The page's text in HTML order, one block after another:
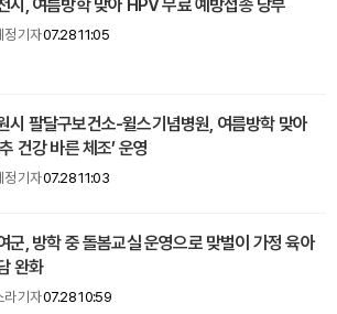
시, 여름방학 맞아 HPV 무료 예방접종 당부
정 기자07.28 11:05
시 팔달구보건소-윌스기념병원, 여름방학 맞아
건강 바른 체조’ 운영
정 기자07.28 11:03
군, 방학 중 돌봄교실 운영으로 맞벌이 가정 육아
완화
라 기자07.28 10:59